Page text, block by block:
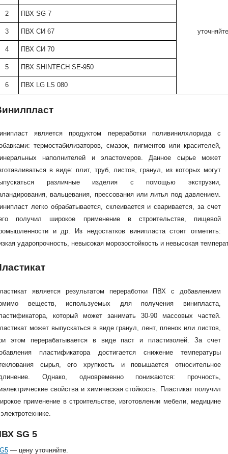
уточняйте
2 ПВХ SG 7
3 ПВХ СИ 67
4 ПВХ СИ 70
5 ПВХ SHINTECH SE-950
6 ПВХ LG LS 080
является продуктом переработки поливинилхлорида с
термостабилизаторов, смазок, пигментов или красителей,
наполнителей и эластомеров. Данное сырье может
в виде: плит, труб, листов, гранул, из которых могут
различные изделия с помощью экструзии,
вальцевания, прессования или литья под давлением.
легко обрабатывается, склеивается и сваривается, за счет
получил широкое применение в строительстве, пищевой
и др. Из недостатков винипласта стоит отметить:
ударопрочность, невысокая морозостойкость и невысокая
является результатом переработки ПВХ с добавлением
веществ, используемых для получения винипласта,
который может занимать 30-90 массовых частей.
может выпускаться в виде гранул, лент, пленок или листов,
этом перерабатывается в виде паст и пластизолей. За счет
пластификатора достигается снижение температуры
сырья, его хрупкость и повышается относительное
Однако, одновременно понижаются: прочность,
свойства и химическая стойкость. Пластикат получил
применение в строительстве, изготовлении мебели, медицине
SG 5
— цену уточняйте.